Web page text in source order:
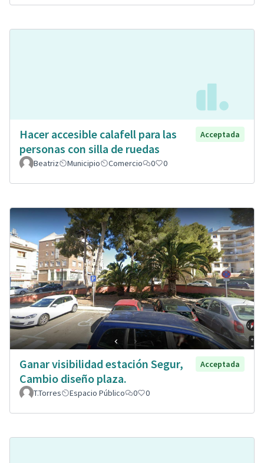
Hacer accesible calafell para las
personas con silla de ruedas
Acceptada
Beatriz Municipio Comercio 0 0
Ganar visibilidad estación Segur,
Cambio diseño plaza.
Acceptada
T.Torres Espacio Público 0 0